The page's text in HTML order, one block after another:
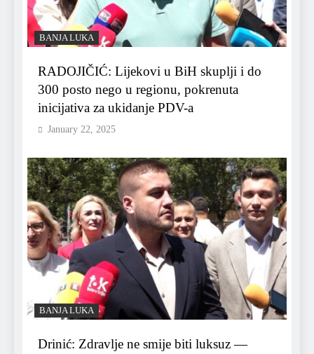
BANJA LUKA
RADOJIČIĆ: Lijekovi u BiH skuplji i do
300 posto nego u regionu, pokrenuta
inicijativa za ukidanje PDV-a
January 22, 2025
BANJA LUKA
Drinić: Zdravlje ne smije biti luksuz —